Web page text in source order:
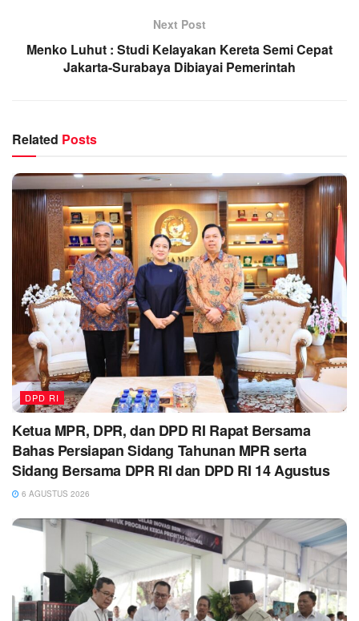
Next Post
Menko Luhut : Studi Kelayakan Kereta Semi Cepat
Jakarta-Surabaya Dibiayai Pemerintah
Related Posts
DPD RI
Ketua MPR, DPR, dan DPD RI Rapat Bersama
Bahas Persiapan Sidang Tahunan MPR serta
Sidang Bersama DPR RI dan DPD RI 14 Agustus
6 AGUSTUS 2026